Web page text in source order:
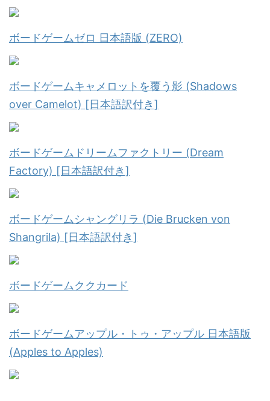
ボードゲームゼロ 日本語版 (ZERO)
ボードゲームキャメロットを覆う影 (Shadows
over Camelot) [日本語訳付き]
ボードゲームドリームファクトリー (Dream
Factory) [日本語訳付き]
ボードゲームシャングリラ (Die Brucken von
Shangrila) [日本語訳付き]
ボードゲームククカード
ボードゲームアップル・トゥ・アップル 日本語版
(Apples to Apples)